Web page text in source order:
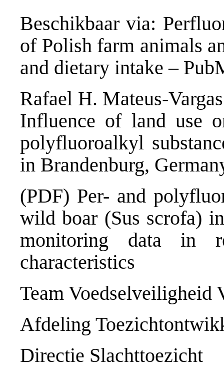
Beschikbaar via:
of Polish farm animals
and dietary intake –
Rafael H. Mateus-
Influence of land use
polyfluoroalkyl
in Brandenburg,
(PDF) Per- and
wild boar (Sus scrofa)
monitoring data in
characteristics
Team Voedselveiligheid
Afdeling
Directie Slachttoezicht